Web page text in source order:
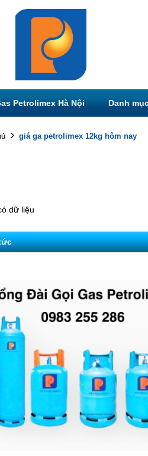
Petrolimex Hà Nội Danh
giá ga petrolimex 12kg hôm nay
dữ liệu